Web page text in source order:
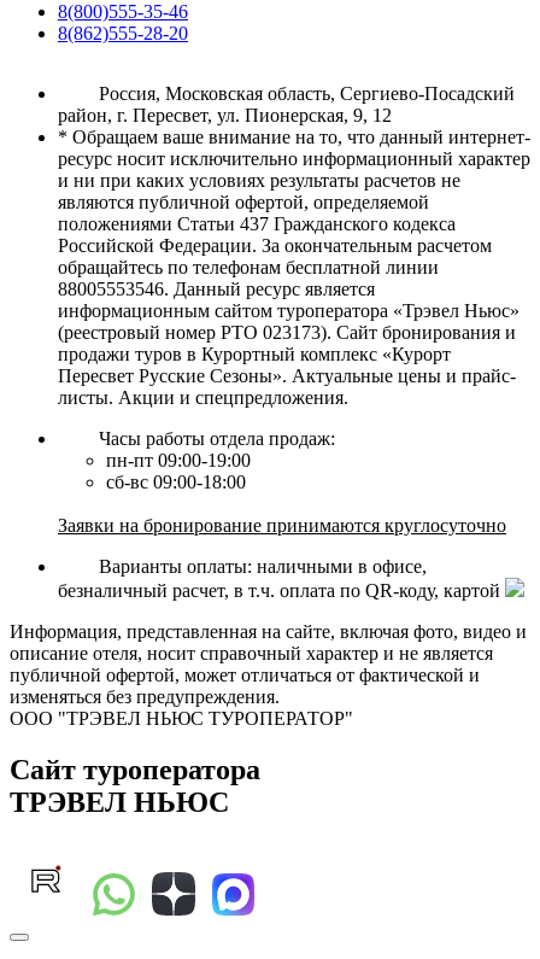
8(800)555-35-46
8(862)555-28-20
Россия, Московская область, Сергиево-Посадский
район, г. Пересвет, ул. Пионерская, 9, 12
* Обращаем ваше внимание на то, что данный интернет-
ресурс носит исключительно информационный характер
и ни при каких условиях результаты расчетов не
являются публичной офертой, определяемой
положениями Статьи 437 Гражданского кодекса
Российской Федерации. За окончательным расчетом
обращайтесь по телефонам бесплатной линии
88005553546. Данный ресурс является
информационным сайтом туроператора «Трэвел Ньюс»
(реестровый номер РТО 023173). Сайт бронирования и
продажи туров в Курортный комплекс «Курорт
Пересвет Русские Сезоны». Актуальные цены и прайс-
листы. Акции и спецпредложения.
Часы работы отдела продаж:
пн-пт 09:00-19:00
сб-вс 09:00-18:00
Заявки на бронирование принимаются круглосуточно
Варианты оплаты: наличными в офисе,
безналичный расчет, в т.ч. оплата по QR-коду, картой
Информация, представленная на сайте, включая фото, видео и
описание отеля, носит справочный характер и не является
публичной офертой, может отличаться от фактической и
изменяться без предупреждения.
ООО "ТРЭВЕЛ НЬЮС ТУРОПЕРАТОР"
Сайт туроператора
ТРЭВЕЛ НЬЮС